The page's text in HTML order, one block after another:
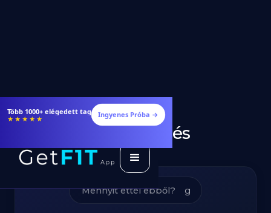
Étrendek, receptek és edzéstervek
★★★★★ Ingyenes Próba →
Bundáskenyér -
Kalóriatartalom és
Tápanyagok
g